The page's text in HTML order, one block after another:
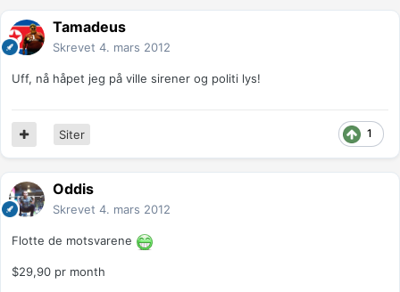
Tamadeus
Skrevet 4. mars 2012
Uff, nå håpet jeg på ville sirener og politi lys!
1
Siter
Oddis
Skrevet 4. mars 2012
Flotte de motsvarene
$29,90 pr month